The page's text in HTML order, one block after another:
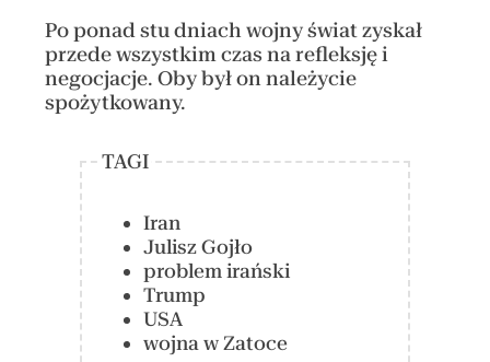
Po ponad stu dniach wojny świat zyskał
przede wszystkim czas na refleksję i
negocjacje. Oby był on należycie
spożytkowany.
TAGI
Iran
Julisz Gojło
problem irański
Trump
USA
wojna w Zatoce